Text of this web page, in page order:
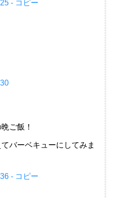
ご飯！
バーベキューにしてみま